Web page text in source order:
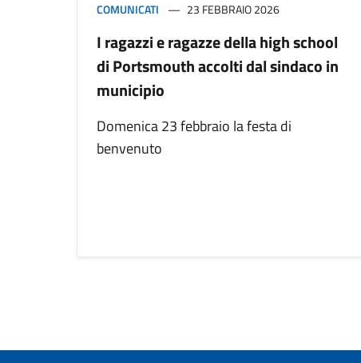
COMUNICATI 23 FEBBRAIO 2026
I ragazzi e ragazze della high school
di Portsmouth accolti dal sindaco in
municipio
Domenica 23 febbraio la festa di
benvenuto